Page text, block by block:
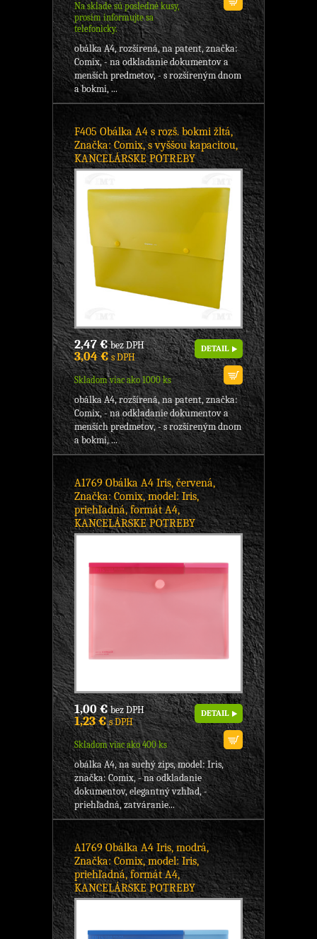
Na sklade sú posledné kusy,
prosím informujte sa
telefonicky.
obálka A4, rozšírená, na patent, značka:
Comix, - na odkladanie dokumentov a
menších predmetov, - s rozšíreným dnom
a bokmi, ...
F405 Obálka A4 s rozš. bokmi žltá,
Značka: Comix, s vyššou kapacitou,
KANCELÁRSKE POTREBY
2,47 €bez DPH
3,04 €s DPH
Skladom viac ako 1000 ks
DETAIL
obálka A4, rozšírená, na patent, značka:
Comix, - na odkladanie dokumentov a
menších predmetov, - s rozšíreným dnom
a bokmi, ...
A1769 Obálka A4 Iris, červená,
Značka: Comix, model: Iris,
priehľadná, formát A4,
KANCELÁRSKE POTREBY
1,00 €bez DPH
1,23 €s DPH
Skladom viac ako 400 ks
DETAIL
obálka A4, na suchý zips, model: Iris,
značka: Comix, - na odkladanie
dokumentov, elegantný vzhľad, -
priehľadná, zatváranie...
A1769 Obálka A4 Iris, modrá,
Značka: Comix, model: Iris,
priehľadná, formát A4,
KANCELÁRSKE POTREBY